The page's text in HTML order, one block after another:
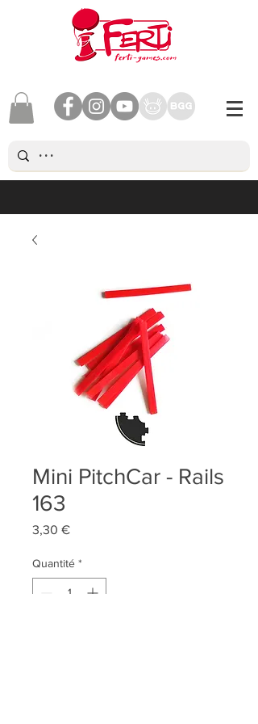
Mini PitchCar - Rails
163
3,30 €Prix
Quantité *